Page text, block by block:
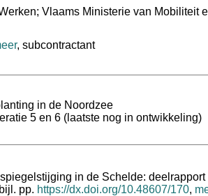
Vlaams Ministerie van Mobiliteit
, subcontractant
in de Noordzee
5 en 6 (laatste nog in ontwikkeling)
in de Schelde:
pp. https://dx.doi.org/10.48607/170,